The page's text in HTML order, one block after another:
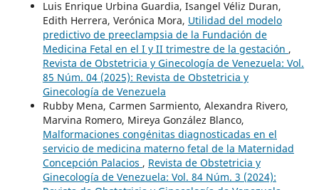
Luis Enrique Urbina Guardia, Isangel Véliz Duran,
Edith Herrera, Verónica Mora, Utilidad del modelo
predictivo de preeclampsia de la Fundación de
Medicina Fetal en el I y II trimestre de la gestación ,
Revista de Obstetricia y Ginecología de Venezuela: Vol.
85 Núm. 04 (2025): Revista de Obstetricia y
Ginecología de Venezuela
Rubby Mena, Carmen Sarmiento, Alexandra Rivero,
Marvina Romero, Mireya González Blanco,
Malformaciones congénitas diagnosticadas en el
servicio de medicina materno fetal de la Maternidad
Concepción Palacios , Revista de Obstetricia y
Ginecología de Venezuela: Vol. 84 Núm. 3 (2024):